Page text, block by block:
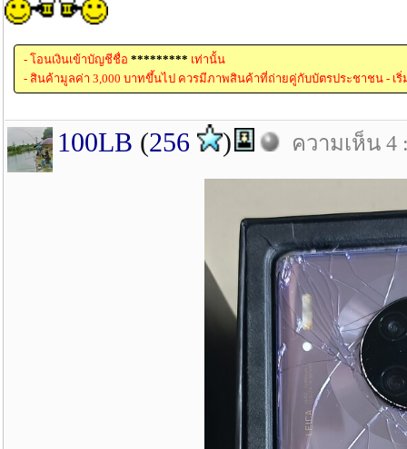
- โอนเงินเข้าบัญชีชื่อ ********* เท่านั้น
- สินค้ามูลค่า 3,000 บาทขึ้นไป ควรมีภาพสินค้าที่ถ่ายคู่กับบัตรประชาชน - เริ่
100LB (256 ) ความเห็น 4